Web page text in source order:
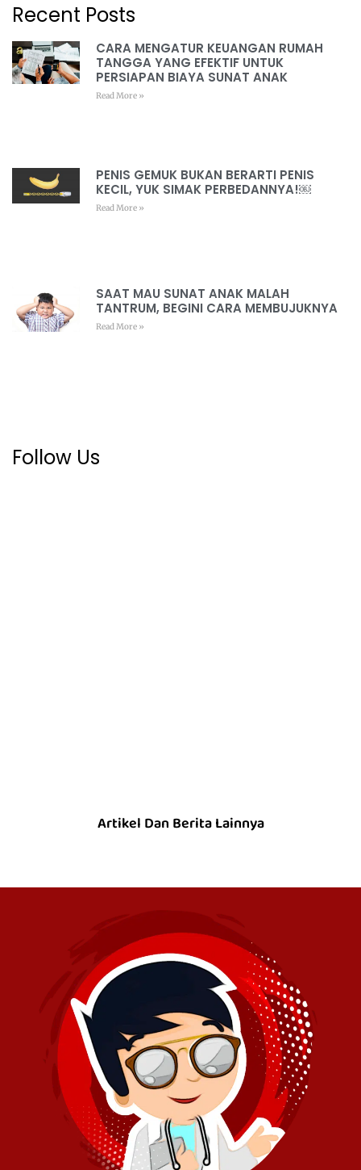
Recent Posts
CARA MENGATUR KEUANGAN RUMAH
TANGGA YANG EFEKTIF UNTUK
PERSIAPAN BIAYA SUNAT ANAK
Read More »
PENIS GEMUK BUKAN BERARTI PENIS
KECIL, YUK SIMAK PERBEDANNYA!￼
Read More »
SAAT MAU SUNAT ANAK MALAH
TANTRUM, BEGINI CARA MEMBUJUKNYA
Read More »
Follow Us
Artikel Dan Berita Lainnya